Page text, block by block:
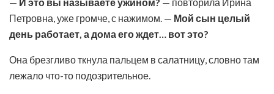
Петровна, уже громче, с нажимом. — Мой сын целый
день работает, а дома его ждет… вот это?
Она брезгливо ткнула пальцем в салатницу, словно там
лежало что-то подозрительное.